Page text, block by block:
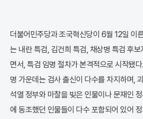
더불어민주당과 조국혁신당이 6월 12일 이
는 내란 특검, 김건희 특검, 채상병 특검 후
면서, 특검 임명 절차가 본격적으로 시작됐
명 가운데는 검사 출신이 다수를 차지하며,
석열 정부와 마찰을 빚은 인물이나 문재인
에 동조했던 인물들이 다수 포함되어 있어